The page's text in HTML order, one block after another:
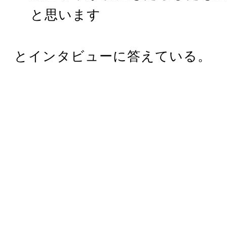
と思います
とインタビューに答えている。